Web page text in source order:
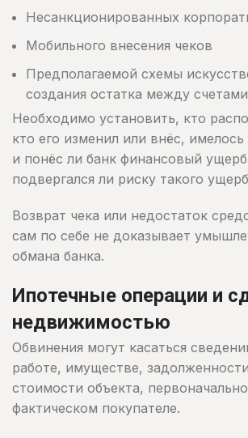
Несанкционированных
Мобильного внесения чеков
Предполагаемой схемы
создания остатка между счетами
Необходимо установить, кто
кто его изменил или внёс,
и понёс ли банк финансовый
подвергался ли риску такого
Возврат чека или недостаток
сам по себе не доказывает
обмана банка.
Ипотечные операции и
недвижимостью
Обвинения могут касаться
работе, имуществе,
стоимости объекта,
фактическом покупателе.